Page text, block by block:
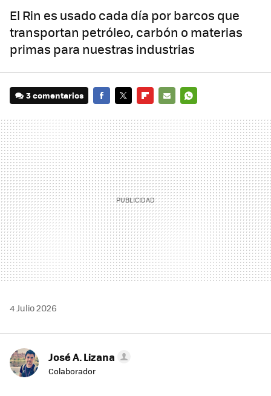
El Rin es usado cada día por barcos que
transportan petróleo, carbón o materias
primas para nuestras industrias
3 comentarios
MAIL
4 Julio 2026
José A. Lizana
Colaborador